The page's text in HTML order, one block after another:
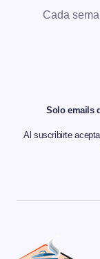
Cada
Solo emails
Al suscribirte